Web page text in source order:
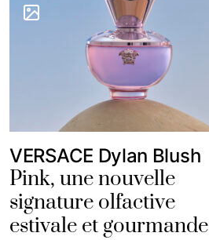
VERSACE Dylan Blush
Pink, une nouvelle
signature olfactive
estivale et gourmande